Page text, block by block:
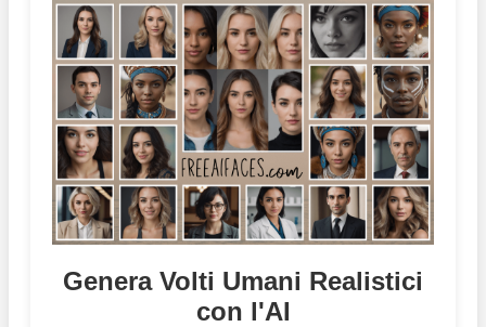
Genera Volti Umani Realistici
con l'AI